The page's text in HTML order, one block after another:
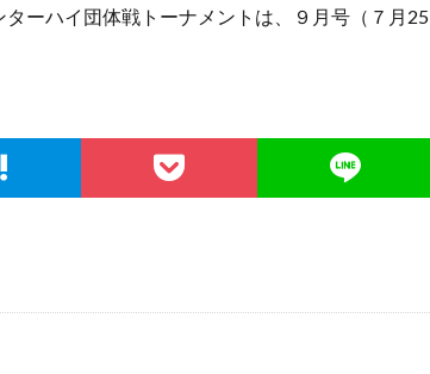
ーハイ団体戦トーナメントは、９月号（７月25